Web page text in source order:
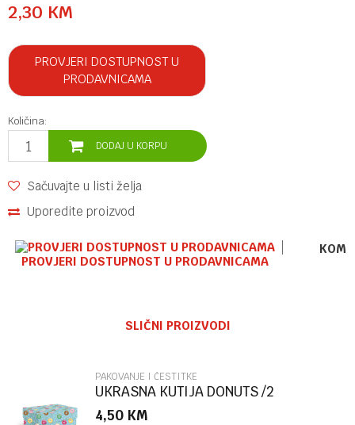
2,30 KM
PROVJERI DOSTUPNOST U
PRODAVNICAMA
Količina:
DODAJ U KORPU
Sačuvajte u listi želja
Uporedite proizvod
PROVJERI DOSTUPNOST U PRODAVNICAMA
Poruka
SLIČNI PROIZVODI
PAKOVANJE I ČESTITKE
UKRASNA KUTIJA DONUTS /2
MARPIMAR
4,50 KM